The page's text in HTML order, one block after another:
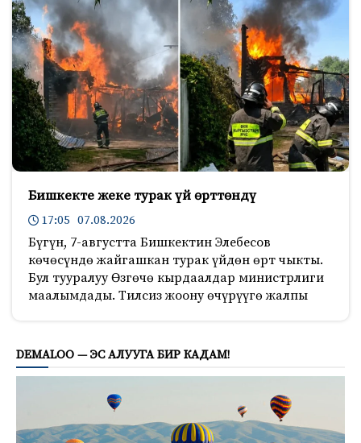
Бишкекте жеке турак үй өрттөндү
17:05 07.08.2026
Бүгүн, 7-августта Бишкектин Элебесов
көчөсүндө жайгашкан турак үйдөн өрт чыкты.
Бул тууралуу Өзгөчө кырдаалдар министрлиги
маалымдады. Тилсиз жоону өчүрүүгө жалпы
DEMALOO — ЭС АЛУУГА БИР КАДАМ!